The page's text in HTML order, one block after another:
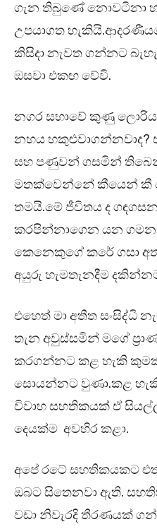
ගැන තිබුණේ නොවටිනා
උපයාගත
කිසිදා නැවත ගන්නට
ඔසවා එකඟ වේවි.
නගර සභාවේ කුණු
නහය
සහ පණුවන් ගසමින්
මතක්වෙන්නේ කීයෙන් කී
තමයි.මේ ජීවිතය ද
කරපින්නාගෙන යන
කෙනෙකුගේ කරේ ගසා
අයුරු හැමතැනදීම
එහෙත් මා අතීත සංසිද්ධි
තැන අවුස්සමින් මගේ
කරගන්නට කළ හැකි
සොයන්නට වුණා.කළ
විවාහ සහතිකයක් ඒ සියල්ල
දෙයක්ම අවහිර කළා.
අපේ රටේ සහතිකයකට
ඔබට සිතෙනවා ඇති.
වඩා නිවැරදි තීරණයක්